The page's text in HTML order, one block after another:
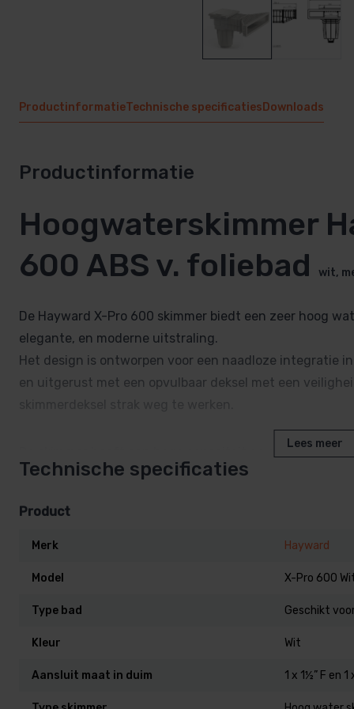
ProductinformatieTechnische specificaties Downloads
Productinformatie
Hoogwaterskimmer
600 ABS v. foliebad
wit,
De Hayward X-Pro 600 skimmer biedt een zeer hoog
elegante, en moderne uitstraling.
Het design is ontworpen voor een naadloze integratie
en uitgerust met een opvulbaar deksel met een
De skimmer heeft een hoge capaciteit en een
Kenmerken:
+ UV-bestendig ABS.
+ Afwerking naar wens personaliseerbaar in diverse
Lees meer
Technische specificaties
Product
Merk Hayward
Model X-Pro 600
Type bad Geschikt
Kleur Wit
Aansluit maat in duim 1 x 1½” F en 1